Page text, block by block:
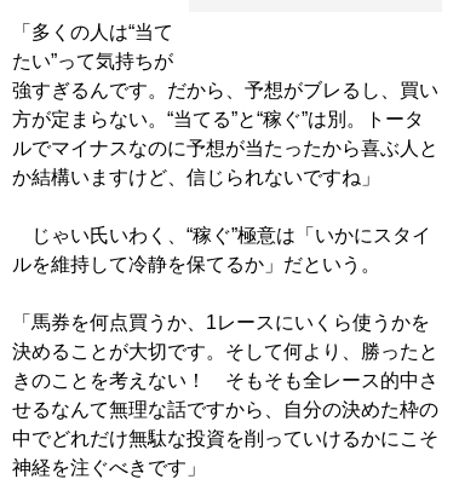
「多くの人は“当て
たい”って気持ちが
強すぎるんです。だから、予想がブレるし、買い
方が定まらない。“当てる”と“稼ぐ”は別。トータ
ルでマイナスなのに予想が当たったから喜ぶ人と
か結構いますけど、信じられないですね」
じゃい氏いわく、“稼ぐ”極意は「いかにスタイ
ルを維持して冷静を保てるか」だという。
「馬券を何点買うか、1レースにいくら使うかを
決めることが大切です。そして何より、勝ったと
きのことを考えない！ そもそも全レース的中さ
せるなんて無理な話ですから、自分の決めた枠の
中でどれだけ無駄な投資を削っていけるかにこそ
神経を注ぐべきです」